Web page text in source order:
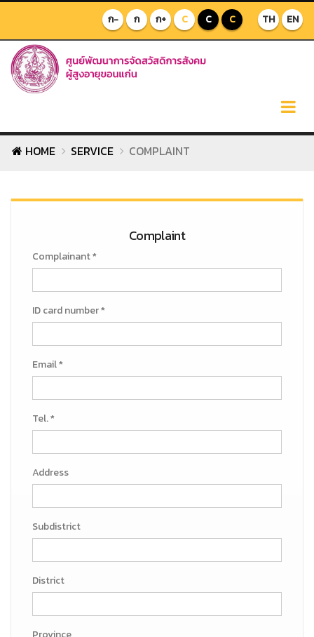
TH EN
ก- ก ก+ C C C
HOME SERVICE COMPLAINT
Complaint
Complainant *
ID card number *
Email *
Tel. *
Address
Subdistrict
District